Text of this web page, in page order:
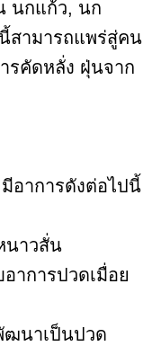
นกแก้ว, นก
สามารถแพร่สู่คน
รคัดหลั่ง ฝุ่นจาก
อาการดังต่อไปนี้
นาวสั่น
าการปวดเมื่อย
ฒนาเป็นปวด